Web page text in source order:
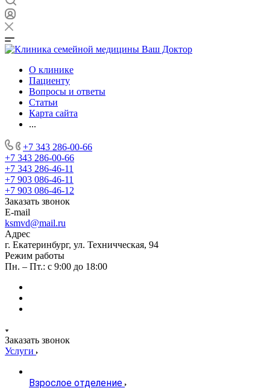
О клинике
Пациенту
Вопросы и ответы
Статьи
Карта сайта
...
+7 343 286-00-66
+7 343 286-00-66
+7 343 286-46-11
+7 903 086-46-11
+7 903 086-46-12
Заказать звонок
E-mail
ksmvd@mail.ru
Адрес
г. Екатеринбург, ул. Техничческая, 94
Режим работы
Пн. – Пт.: с 9:00 до 18:00
Заказать звонок
Услуги
Взрослое отделение